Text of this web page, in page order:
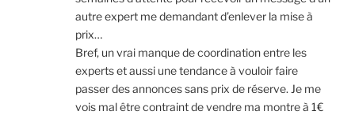
autre expert me demandant d’enlever la mise à
prix…
Bref, un vrai manque de coordination entre les
experts et aussi une tendance à vouloir faire
passer des annonces sans prix de réserve. Je me
vois mal être contraint de vendre ma montre à 1€